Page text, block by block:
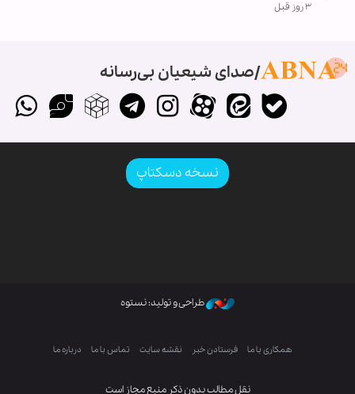
۳ روز قبل
صدای شیعیان بی‌رسانه
نسخه دسکتاپ
نقل مطالب بدون ذکر منبع مجاز است
طراحی و تولید: نستوه
همکاری با ما فرستادن خبر نقشه سایت تماس با ما درباره ما